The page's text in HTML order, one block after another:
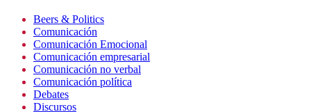
Beers & Politics
Comunicación
Comunicación Emocional
Comunicación empresarial
Comunicación no verbal
Comunicación política
Debates
Discursos